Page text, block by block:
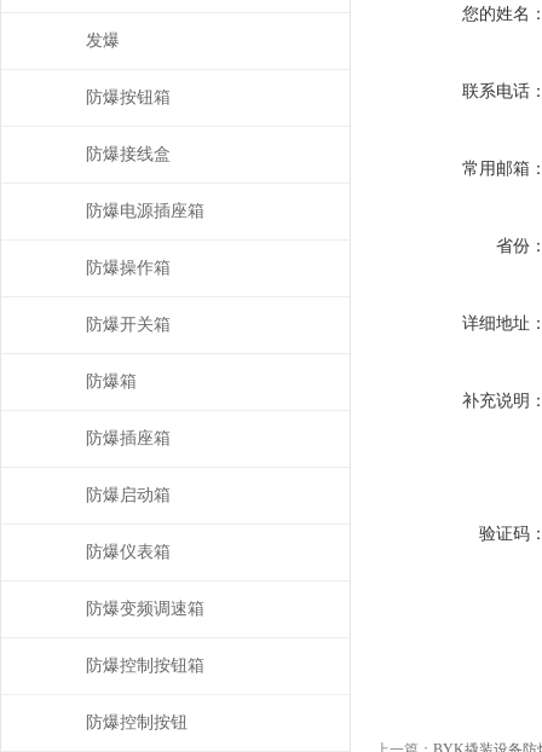
您的姓名
联系电话
常用邮箱
省份
详细地址
补充说明
验证码
发爆
防爆按钮箱
防爆接线盒
防爆电源插座箱
防爆操作箱
防爆开关箱
防爆箱
防爆插座箱
防爆启动箱
防爆仪表箱
防爆变频调速箱
防爆控制按钮箱
防爆控制按钮